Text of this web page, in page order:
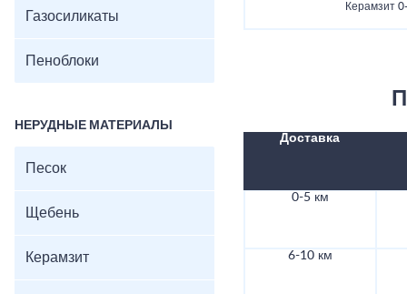
Газосиликаты
Пеноблоки
НЕРУДНЫЕ МАТЕРИАЛЫ
Песок
Щебень
Керамзит
Керамзит
Доставка
0-5 км
6-10 км